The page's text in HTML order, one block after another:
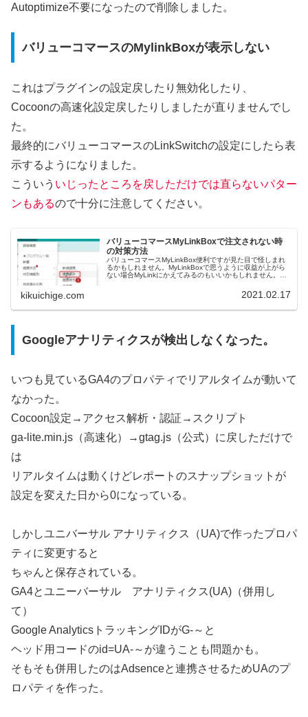
Autoptimize不要になったので削除しました。
バリューコマースのMylinkBoxが表示しない
これはプラグインの設定戻したり無効化したり、
Cocoonの高速化設定戻したりしましたが直りませんでし
た。
最終的にバリューコマースのLinkSwitchの設定にしたら表
示するようになりました。
こういう いじったところを戻しただけでは直らないパター
ンもあるので十分に注意してください。
バリューコマースMyLinkBoxで注文されない時
の対策方法
バリューコマースMyLinkBox便利ですが見た目で怪しまれ
るかもしれません。MyLinkBoxで思うように収益が上がら
ない場合MyLinkにかえてみるのもいいかもしれません。私
kikuichige.com 2021.02.17
Googleアナリティクスが検出しなくなった。
いつも見ているGA4のプロパティでリアルタイムが動いて
なかった。
Cocoon設定→アクセス解析・認証→スクリプト
ga-lite.min.js（高速化）→gtag.js（公式）に戻しただけで
は
リアルタイムは動くけどレポートのスナップショットが
設定を変えた日から0になっている。
しかしユニバーサル アナリティクス（UA)で作ったプロパ
ティに変更すると
ちゃんと保存されている。
GA4とユニーバーサル アナリティクス(UA)（併用し
て）
Google AnalyticsトラッキングIDがG-～と
ヘッド用コードのid=UA-～が違うことも問題かも。
そもそも併用したのはAdsenceと連携させるためUAのプ
ロパティを作った。